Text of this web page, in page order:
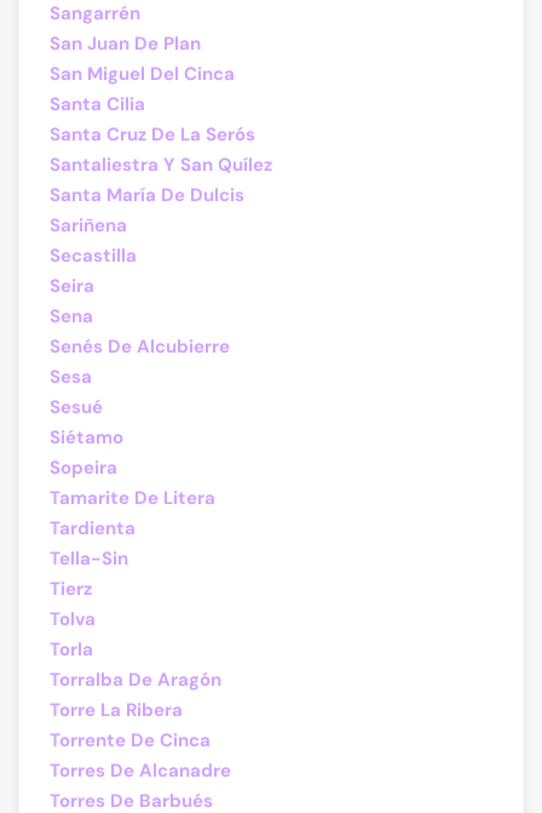
Sangarrén
San Juan De Plan
San Miguel Del Cinca
Santa Cilia
Santa Cruz De La Serós
Santaliestra Y San Quílez
Santa María De Dulcis
Sariñena
Secastilla
Seira
Sena
Senés De Alcubierre
Sesa
Sesué
Siétamo
Sopeira
Tamarite De Litera
Tardienta
Tella-Sin
Tierz
Tolva
Torla
Torralba De Aragón
Torre La Ribera
Torrente De Cinca
Torres De Alcanadre
Torres De Barbués